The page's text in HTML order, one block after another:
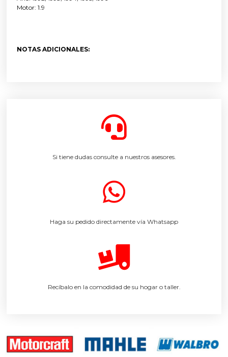
Motor: 1.9
NOTAS ADICIONALES:
Si tiene dudas consulte a nuestros asesores.
Haga su pedido directamente vía Whatsapp
Recíbalo en la comodidad de su hogar o taller.